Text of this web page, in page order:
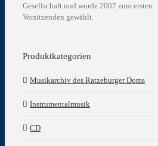
Gesellschaft und wurde 2007 zum ersten
Vorsitzenden gewählt.
Produktkategorien
Musikarchiv des Ratzeburger Doms
Instrumentalmusik
CD